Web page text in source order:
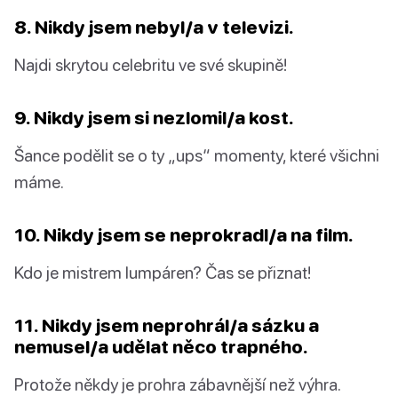
8. Nikdy jsem nebyl/a v televizi.
Najdi skrytou celebritu ve své skupině!
9. Nikdy jsem si nezlomil/a kost.
Šance podělit se o ty „ups“ momenty, které všichni
máme.
10. Nikdy jsem se neprokradl/a na film.
Kdo je mistrem lumpáren? Čas se přiznat!
11. Nikdy jsem neprohrál/a sázku a
nemusel/a udělat něco trapného.
Protože někdy je prohra zábavnější než výhra.